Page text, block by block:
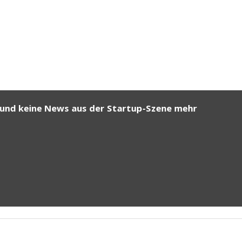
keine News aus der Startup-Szene mehr